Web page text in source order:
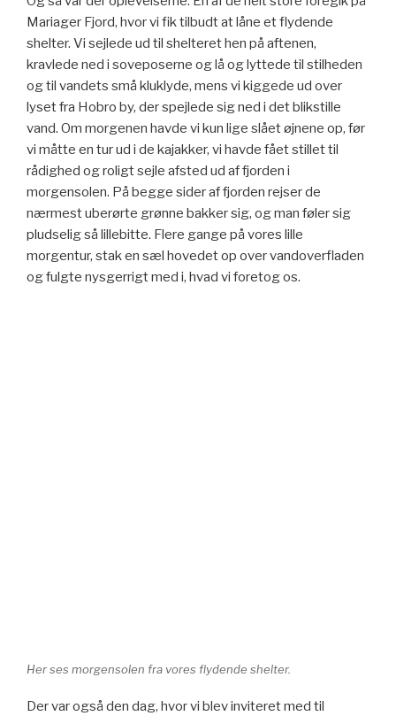
Mariager Fjord, hvor vi fik tilbudt at låne et flydende
shelter. Vi sejlede ud til shelteret hen på aftenen,
kravlede ned i soveposerne og lå og lyttede til stilheden
og til vandets små kluklyde, mens vi kiggede ud over
lyset fra Hobro by, der spejlede sig ned i det blikstille
vand. Om morgenen havde vi kun lige slået øjnene op, før
vi måtte en tur ud i de kajakker, vi havde fået stillet til
rådighed og roligt sejle afsted ud af fjorden i
morgensolen. På begge sider af fjorden rejser de
nærmest uberørte grønne bakker sig, og man føler sig
pludselig så lillebitte. Flere gange på vores lille
morgentur, stak en sæl hovedet op over vandoverfladen
og fulgte nysgerrigt med i, hvad vi foretog os.
Her ses morgensolen fra vores flydende shelter.
Der var også den dag, hvor vi blev inviteret med til